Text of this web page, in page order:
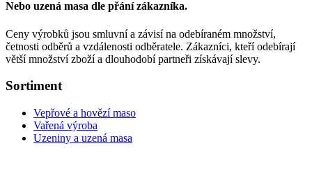
Nebo uzená masa dle přání zákazníka.
Ceny výrobků jsou smluvní a závisí na odebíraném množství,
četnosti odběrů a vzdálenosti odběratele. Zákazníci, kteří odebírají
větší množství zboží a dlouhodobí partneři získávají slevy.
Sortiment
Vepřové a hovězí maso
Vařená výroba
Uzeniny a uzená masa